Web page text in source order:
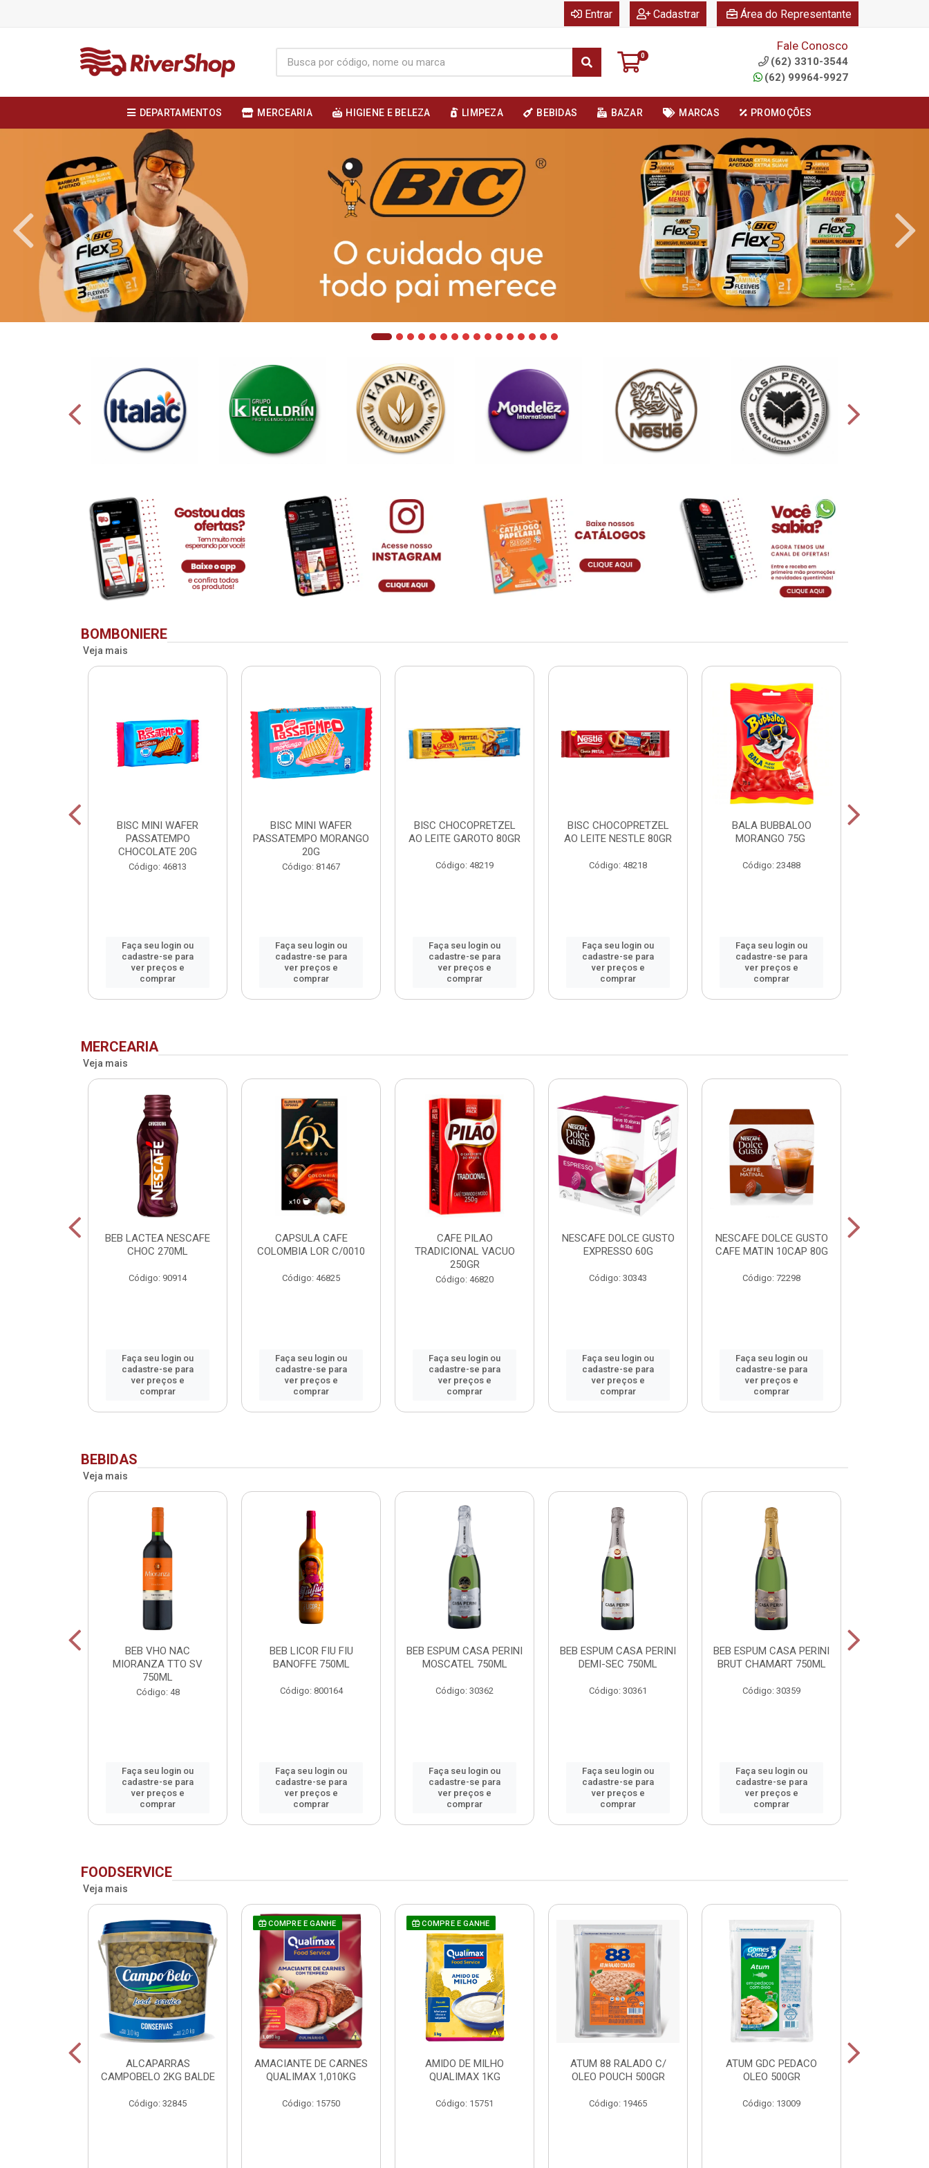
Entrar Cadastrar Área do Representante
0
Fale Conosco
(62) 3310-3544
(62) 99964-9927
DEPARTAMENTOS MERCEARIA HIGIENE E BELEZA LIMPEZA BEBIDAS BAZAR MARCAS PROMOÇÕES
BOMBONIERE
Veja mais
BISC MINI WAFER
PASSATEMPO
CHOCOLATE 20G
Código: 46813
Faça seu login ou
cadastre-se para
ver preços e
comprar
BISC MINI WAFER
PASSATEMPO MORANGO
20G
Código: 81467
Faça seu login ou
cadastre-se para
ver preços e
comprar
BISC CHOCOPRETZEL
AO LEITE GAROTO 80GR
Código: 48219
Faça seu login ou
cadastre-se para
ver preços e
comprar
BISC CHOCOPRETZEL
AO LEITE NESTLE 80GR
Código: 48218
Faça seu login ou
cadastre-se para
ver preços e
comprar
BALA BUBBALOO
MORANGO 75G
Código: 23488
Faça seu login ou
cadastre-se para
ver preços e
comprar
MERCEARIA
Veja mais
BEB LACTEA NESCAFE
CHOC 270ML
Código: 90914
Faça seu login ou
cadastre-se para
ver preços e
comprar
CAPSULA CAFE
COLOMBIA LOR C/0010
Código: 46825
Faça seu login ou
cadastre-se para
ver preços e
comprar
CAFE PILAO
TRADICIONAL VACUO
250GR
Código: 46820
Faça seu login ou
cadastre-se para
ver preços e
comprar
NESCAFE DOLCE GUSTO
EXPRESSO 60G
Código: 30343
Faça seu login ou
cadastre-se para
ver preços e
comprar
NESCAFE DOLCE GUSTO
CAFE MATIN 10CAP 80G
Código: 72298
Faça seu login ou
cadastre-se para
ver preços e
comprar
BEBIDAS
Veja mais
BEB VHO NAC
MIORANZA TTO SV
750ML
Código: 48
Faça seu login ou
cadastre-se para
ver preços e
comprar
BEB LICOR FIU FIU
BANOFFE 750ML
Código: 800164
Faça seu login ou
cadastre-se para
ver preços e
comprar
BEB ESPUM CASA PERINI
MOSCATEL 750ML
Código: 30362
Faça seu login ou
cadastre-se para
ver preços e
comprar
BEB ESPUM CASA PERINI
DEMI-SEC 750ML
Código: 30361
Faça seu login ou
cadastre-se para
ver preços e
comprar
BEB ESPUM CASA PERINI
BRUT CHAMART 750ML
Código: 30359
Faça seu login ou
cadastre-se para
ver preços e
comprar
FOODSERVICE
Veja mais
ALCAPARRAS
CAMPOBELO 2KG BALDE
Código: 32845
COMPRE E GANHE
AMACIANTE DE CARNES
QUALIMAX 1,010KG
Código: 15750
COMPRE E GANHE
AMIDO DE MILHO
QUALIMAX 1KG
Código: 15751
ATUM 88 RALADO C/
OLEO POUCH 500GR
Código: 19465
ATUM GDC PEDACO
OLEO 500GR
Código: 13009